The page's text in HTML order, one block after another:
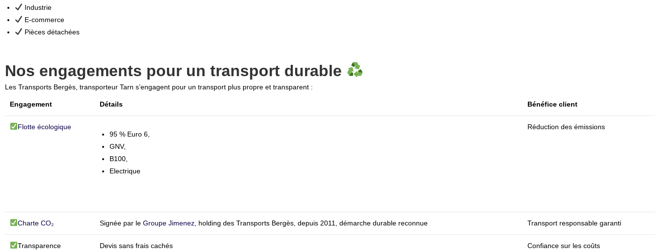
Industrie
E-commerce
Pièces détachées
Nos engagements pour un transport durable
Les Transports Bergès, transporteur Tarn s’engagent pour un transport plus propre et transparent :
Engagement Détails Bénéfice client
Flotte écologique
95 % Euro 6,
GNV,
B100,
Electrique
Réduction des émissions
Charte CO₂ Signée par le Groupe Jimenez , holding des Transports Bergès, depuis 2011, démarche durable reconnue Transport responsable garanti
Transparence Devis sans frais cachés Confiance sur les coûts